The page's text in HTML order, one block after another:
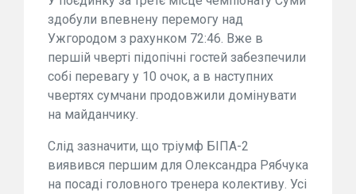
здобули впевнену перемогу над
Ужгородом з рахунком 72:46. Вже в
першій чверті підопічні гостей забезпечили
собі перевагу у 10 очок, а в наступних
чвертях сумчани продовжили домінувати
на майданчику.
Слід зазначити, що тріумф БІПА-2
виявився першим для Олександра Рябчука
на посаді головного тренера колективу. Усі